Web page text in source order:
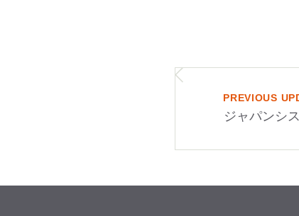
PREVIOUS